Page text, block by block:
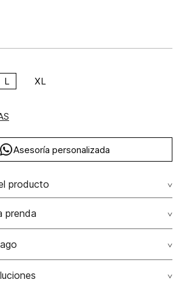
L XL
Asesoría personalizada
producto
algodón/cotton
prenda
máximo a 30°c / centrifugar / secar
Visa, Dinners, Master Card y American